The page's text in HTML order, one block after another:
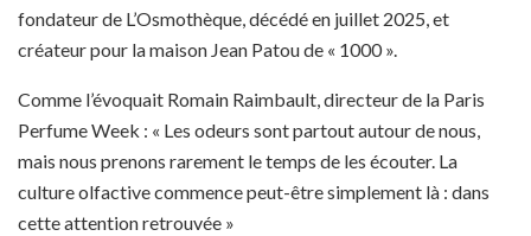
fondateur de L’Osmothèque, décédé en juillet 2025, et
créateur pour la maison Jean Patou de « 1000 ».
Comme l’évoquait Romain Raimbault, directeur de la Paris
Perfume Week : « Les odeurs sont partout autour de nous,
mais nous prenons rarement le temps de les écouter. La
culture olfactive commence peut-être simplement là : dans
cette attention retrouvée »